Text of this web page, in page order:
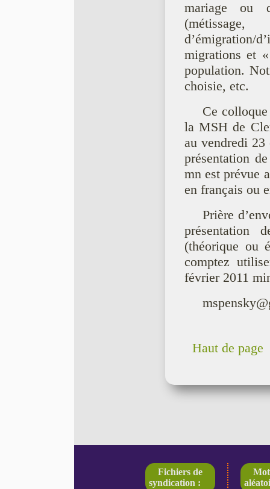
mariage ou
(métissage,
migrations et
population.
choisie, etc.
Ce
la MSH de
au vendredi 23
présentation
mn est prévue
en français ou
Prière
présentation
(théorique ou
comptez
février 2011
Haut de page
Fichiers de
syndication :